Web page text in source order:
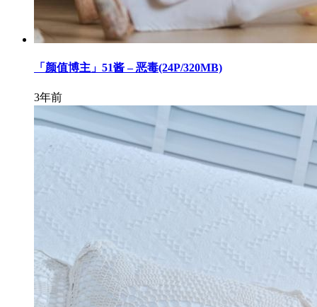
「颜值博主」51酱 – 恶毒(24P/320MB)
3年前